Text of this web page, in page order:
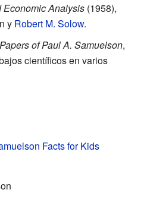
Economic Analysis (1958),
y Robert M. Solow.
of Paul A. Samuelson,
científicos en varios
Facts for Kids